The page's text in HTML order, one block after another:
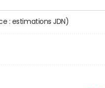
(source : estimations JDN)